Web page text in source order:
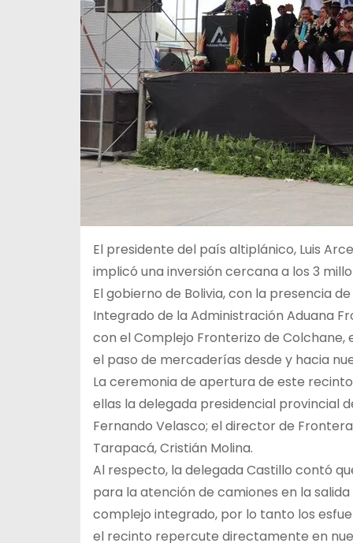
El presidente del país altiplánico, Luis
implicó una inversión cercana a los 3
El gobierno de Bolivia, con la presencia
Integrado de la Administración Aduana
con el Complejo Fronterizo de
el paso de mercaderías desde y hacia
La ceremonia de apertura de este
ellas la delegada presidencial provincial
Fernando Velasco; el director de
Tarapacá, Cristián Molina.
Al respecto, la delegada Castillo contó
para la atención de camiones en la
complejo integrado, por lo tanto los
el recinto repercute directamente en